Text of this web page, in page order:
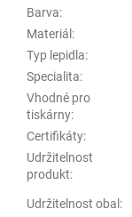
Barva:
Materiál :
Typ lepidla:
Specialita:
Vhodné pro
tiskárny:
Certifikáty:
Udržitelnost
produkt:
Udržitelnost obal :